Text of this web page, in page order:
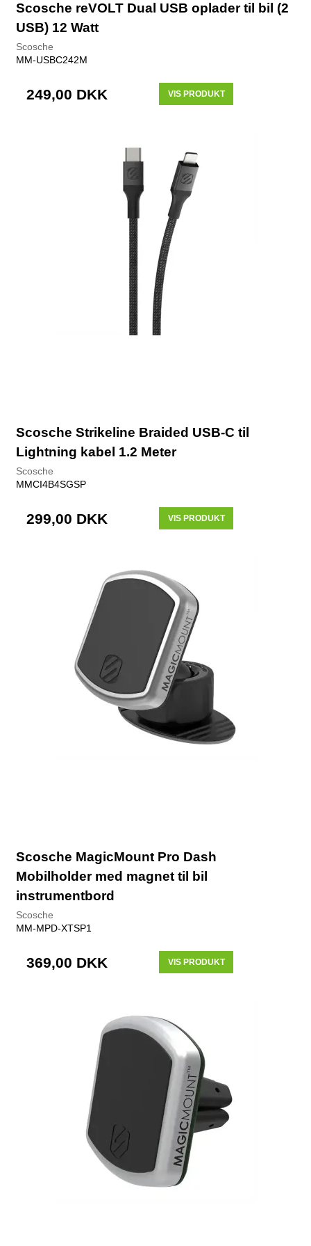
Scosche reVOLT Dual USB oplader til bil (2
USB) 12 Watt
Scosche
MM-USBC242M
249,00 DKK VIS PRODUKT
Scosche Strikeline Braided USB-C til
Lightning kabel 1.2 Meter
Scosche
MMCI4B4SGSP
299,00 DKK VIS PRODUKT
Scosche MagicMount Pro Dash
Mobilholder med magnet til bil
instrumentbord
Scosche
MM-MPD-XTSP1
369,00 DKK VIS PRODUKT